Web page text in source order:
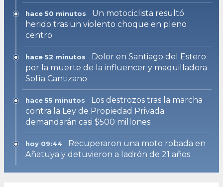
hace 50 minutos
Un motociclista resultó
herido tras un violento choque en pleno
centro
hace 52 minutos
Dolor en Santiago del Estero
por la muerte de la influencer y maquilladora
Sofía Cantizano
hace 55 minutos
Los destrozos tras la marcha
contra la Ley de Propiedad Privada
demandarán casi $500 millones
hoy 09:44
Recuperaron una moto robada en
Añatuya y detuvieron a ladrón de 21 años